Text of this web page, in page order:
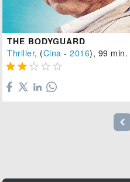
THE BODYGUARD
Thriller, (Cina -2016), 99 min.
    